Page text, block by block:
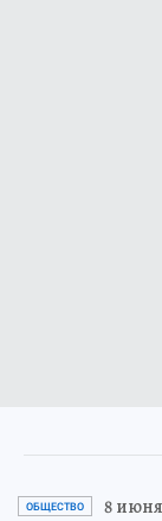
ОБЩЕСТВО 8 июня